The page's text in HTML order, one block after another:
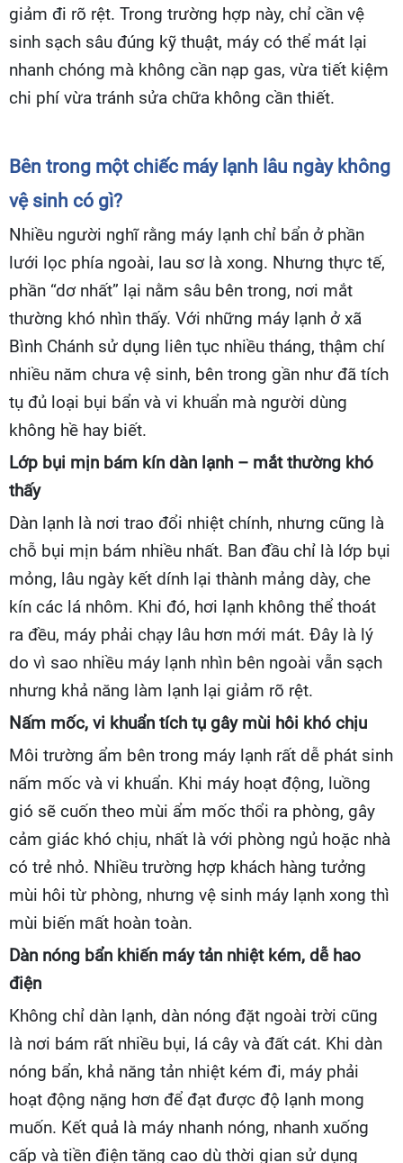
giảm đi rõ rệt. Trong trường hợp này, chỉ cần vệ
sinh sạch sâu đúng kỹ thuật, máy có thể mát lại
nhanh chóng mà không cần nạp gas, vừa tiết kiệm
chi phí vừa tránh sửa chữa không cần thiết.
Bên trong một chiếc máy lạnh lâu ngày không
vệ sinh có gì?
Nhiều người nghĩ rằng máy lạnh chỉ bẩn ở phần
lưới lọc phía ngoài, lau sơ là xong. Nhưng thực tế,
phần “dơ nhất” lại nằm sâu bên trong, nơi mắt
thường khó nhìn thấy. Với những máy lạnh ở xã
Bình Chánh sử dụng liên tục nhiều tháng, thậm chí
nhiều năm chưa vệ sinh, bên trong gần như đã tích
tụ đủ loại bụi bẩn và vi khuẩn mà người dùng
không hề hay biết.
Lớp bụi mịn bám kín dàn lạnh – mắt thường khó
thấy
Dàn lạnh là nơi trao đổi nhiệt chính, nhưng cũng là
chỗ bụi mịn bám nhiều nhất. Ban đầu chỉ là lớp bụi
mỏng, lâu ngày kết dính lại thành mảng dày, che
kín các lá nhôm. Khi đó, hơi lạnh không thể thoát
ra đều, máy phải chạy lâu hơn mới mát. Đây là lý
do vì sao nhiều máy lạnh nhìn bên ngoài vẫn sạch
nhưng khả năng làm lạnh lại giảm rõ rệt.
Nấm mốc, vi khuẩn tích tụ gây mùi hôi khó chịu
Môi trường ẩm bên trong máy lạnh rất dễ phát sinh
nấm mốc và vi khuẩn. Khi máy hoạt động, luồng
gió sẽ cuốn theo mùi ẩm mốc thổi ra phòng, gây
cảm giác khó chịu, nhất là với phòng ngủ hoặc nhà
có trẻ nhỏ. Nhiều trường hợp khách hàng tưởng
mùi hôi từ phòng, nhưng vệ sinh máy lạnh xong thì
mùi biến mất hoàn toàn.
Dàn nóng bẩn khiến máy tản nhiệt kém, dễ hao
điện
Không chỉ dàn lạnh, dàn nóng đặt ngoài trời cũng
là nơi bám rất nhiều bụi, lá cây và đất cát. Khi dàn
nóng bẩn, khả năng tản nhiệt kém đi, máy phải
hoạt động nặng hơn để đạt được độ lạnh mong
muốn. Kết quả là máy nhanh nóng, nhanh xuống
cấp và tiền điện tăng cao dù thời gian sử dụng